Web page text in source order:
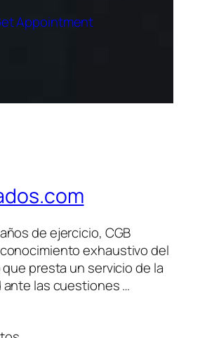
Appointment
de ejercicio, CGB
exhaustivo del
presta un servicio de la
ante las cuestiones …